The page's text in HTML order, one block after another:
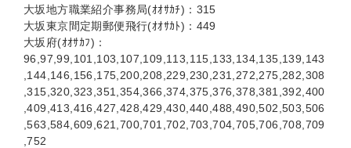
大坂地方職業紹介事務局(ｵｵｻｶﾁ)：315
大坂東京間定期郵便飛行(ｵｵｻｶﾄ)：449
大坂府(ｵｵｻｶﾌ)：
96,97,99,101,103,107,109,113,115,133,134,135,139,143
,144,146,156,175,200,208,229,230,231,272,275,282,308
,315,320,323,351,354,366,374,375,376,378,381,392,400
,409,413,416,427,428,429,430,440,488,490,502,503,506
,563,584,609,621,700,701,702,703,704,705,706,708,709
,752